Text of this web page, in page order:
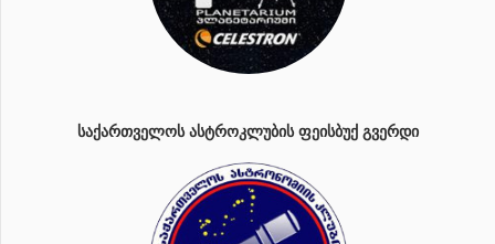
ᲡᲐᲥᲐᲠᲗᲕᲔᲚᲝᲡ ᲐᲡᲢᲠᲝᲙᲚᲣᲑᲘᲡ ᲤᲔᲘᲡᲑᲣᲥ ᲒᲕᲔᲠᲓᲘ